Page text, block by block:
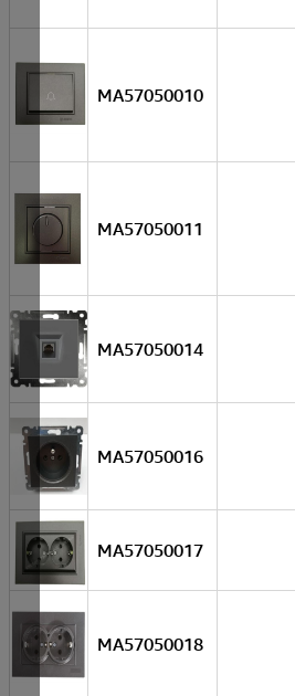
MA57050010
MA57050011
MA57050014
MA57050016
MA57050017
MA57050018